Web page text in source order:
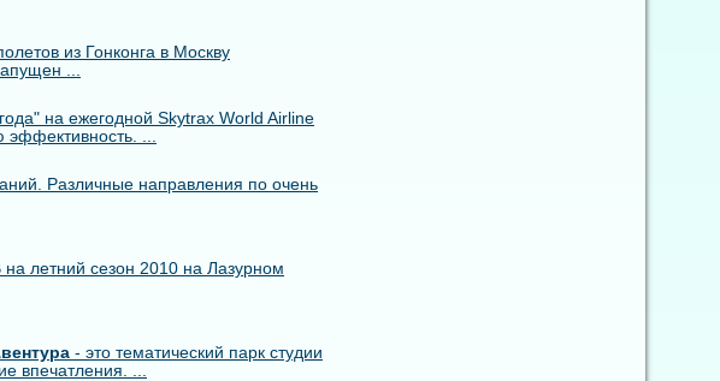
из Гонконга в Москву
...
на ежегодной Skytrax World Airline
...
Различные направления по очень
летний сезон 2010 на Лазурном
- это тематический парк студии
впечатления. ...